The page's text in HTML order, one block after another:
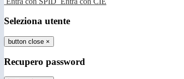
Seleziona utente
button close ×
Recupero password